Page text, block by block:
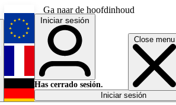
Ga naar de hoofdinhoud
Close menu
English
Français
Iniciar sesión
Has cerrado sesión.
Iniciar sesión